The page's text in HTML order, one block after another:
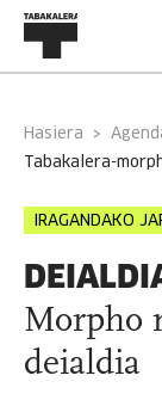
Hasiera
tabakalera-
IRAGANDAKO
Morpho
deialdia